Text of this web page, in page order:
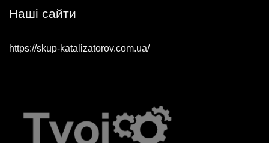
Наші сайти
https://skup-katalizatorov.com.ua/